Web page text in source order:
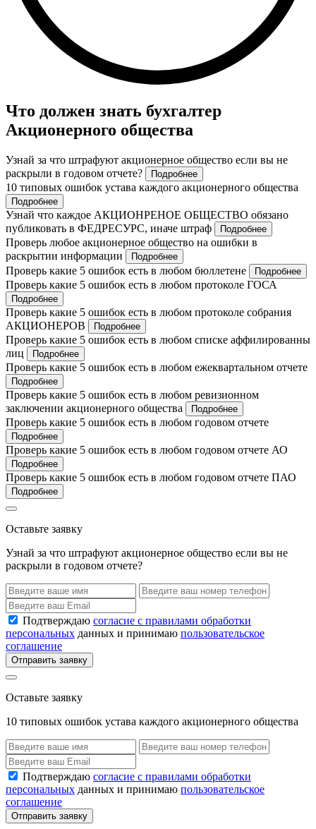
Что должен знать бухгалтер
Акционерного общества
Узнай за что штрафуют акционерное общество если вы не
раскрыли в годовом отчете?
Подробнее
10 типовых ошибок устава каждого акционерного общества
Подробнее
Узнай что каждое АКЦИОНРЕНОЕ ОБЩЕСТВО обязано
публиковать в ФЕДРЕСУРС, иначе штраф
Подробнее
Проверь любое акционерное общество на ошибки в
раскрытии информации
Подробнее
Проверь какие 5 ошибок есть в любом бюллетене Подробнее
Проверь какие 5 ошибок есть в любом протоколе ГОСА
Подробнее
Проверь какие 5 ошибок есть в любом протоколе собрания
АКЦИОНЕРОВ
Подробнее
Проверь какие 5 ошибок есть в любом списке аффилированны
лиц
Подробнее
Проверь какие 5 ошибок есть в любом ежеквартальном отчете
Подробнее
Проверь какие 5 ошибок есть в любом ревизионном
заключении акционерного общества
Подробнее
Проверь какие 5 ошибок есть в любом годовом отчете
Подробнее
Проверь какие 5 ошибок есть в любом годовом отчете АО
Подробнее
Проверь какие 5 ошибок есть в любом годовом отчете ПАО
Подробнее
Оставьте заявку
Узнай за что штрафуют акционерное общество если вы не
раскрыли в годовом отчете?
Подтверждаю согласие с правилами обработки
персональных данных и принимаю пользовательское
соглашение
Отправить заявку
Оставьте заявку
10 типовых ошибок устава каждого акционерного общества
Подтверждаю согласие с правилами обработки
персональных данных и принимаю пользовательское
соглашение
Отправить заявку